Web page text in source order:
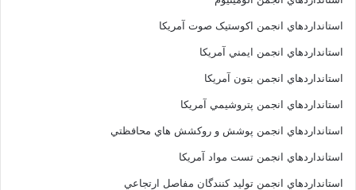
استانداردهاي انجمن اکوستيک صوت آمريکا
استانداردهاي انجمن ايمني آمريکا
استانداردهاي انجمن بتون آمريکا
استانداردهاي انجمن پتروشيمي آمريکا
استانداردهاي انجمن پوشش و روکشش هاي محافظتي
استانداردهاي انجمن تست مواد آمريکا
استانداردهاي انجمن توليد کنندگان مفاصل ارتجاعي